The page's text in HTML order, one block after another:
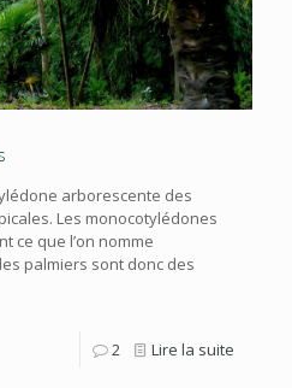
arborescente des
Les monocotylédones
ce que l’on nomme
palmiers sont donc des
2 Lire la suite